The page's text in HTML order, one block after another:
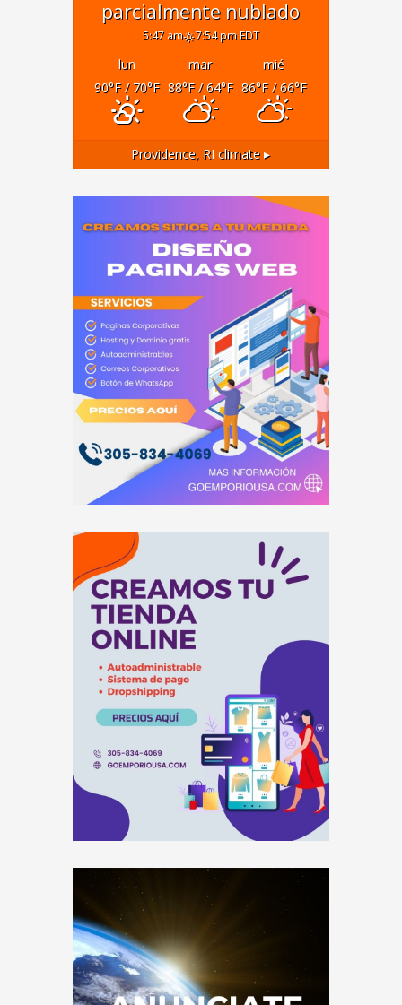
parcialmente nublado
5:47 am 7:54 pm EDT
lun mar
mié
90°F/ 70°F 88°F/ 64°F 86°F/ 66°F
Providence, RI climate ▸